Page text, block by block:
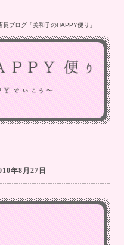
ブログ「美和子のHAPPY便り」
年8月27日